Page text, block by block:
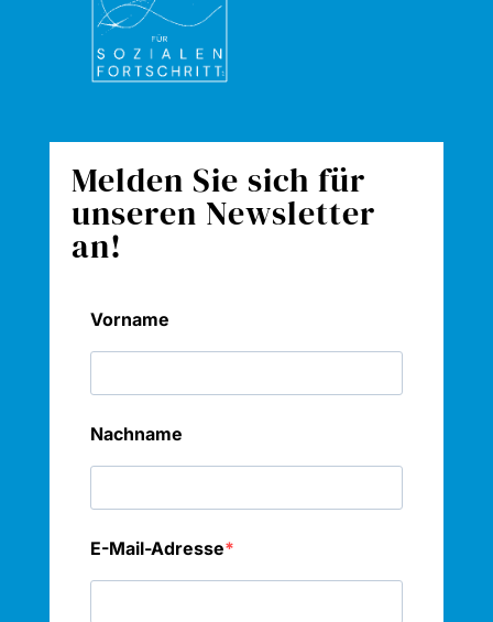
Melden Sie sich für
unseren Newsletter
an!
Vorname
Nachname
E-Mail-Adresse